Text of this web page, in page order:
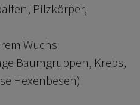
Pilzkörper,
Wuchs
Baumgruppen, Krebs,
Hexenbesen)